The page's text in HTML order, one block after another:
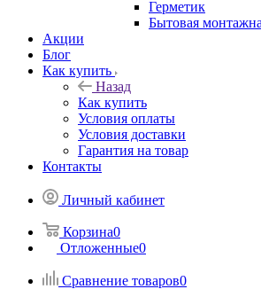
Герметик
Бытовая
Акции
Блог
Как купить
Назад
Как купить
Условия оплаты
Условия доставки
Гарантия на товар
Контакты
Личный кабинет
Корзина0
Отложенные0
Сравнение товаров0